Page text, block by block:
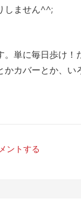
しません^^;
単に毎日歩け！
カバーとか、い
ントする